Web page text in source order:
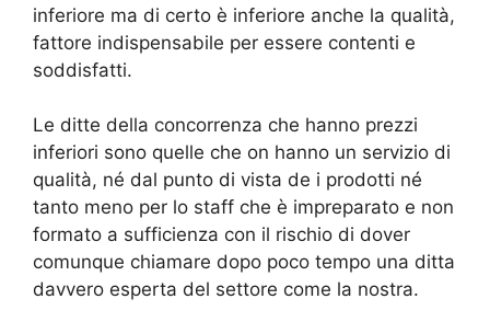
inferiore ma di certo è inferiore anche la qualità,
fattore indispensabile per essere contenti e
soddisfatti.
Le ditte della concorrenza che hanno prezzi
inferiori sono quelle che on hanno un servizio di
qualità, né dal punto di vista de i prodotti né
tanto meno per lo staff che è impreparato e non
formato a sufficienza con il rischio di dover
comunque chiamare dopo poco tempo una ditta
davvero esperta del settore come la nostra.